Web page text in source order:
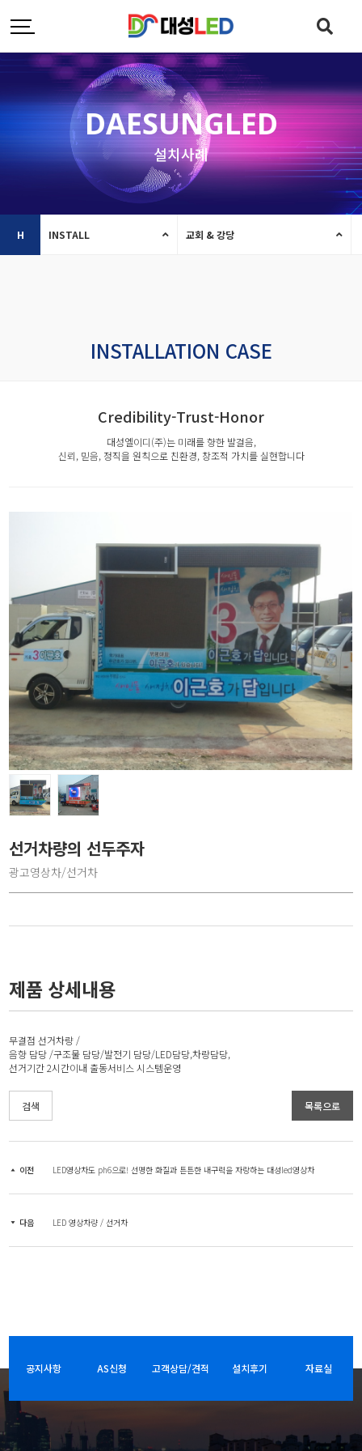
DAESUNGLED
설치사례
H INSTALL 교회 & 강당
INSTALLATION CASE
Credibility-Trust-Honor
대성엘이디(주)는 미래를 향한 발걸음,
신뢰, 믿음, 정직을 원칙으로 친환경, 창조적 가치를 실현합니다
선거차량의 선두주자
광고영상차/선거차
제품 상세내용
무결점 선거차량 /
음향 담당 /구조물 담당/발전기 담당/LED담당,차량담당,
선거기간 2시간이내 출동서비스 시스템운영
검색 목록으로
이전 LED영상차도 ph6으로! 선명한 화질과 튼튼한 내구력을 자랑하는 대성led영상차
다음 LED 영상차량 / 선거차
공지사항 AS신청 고객상담/견적 설치후기 자료실